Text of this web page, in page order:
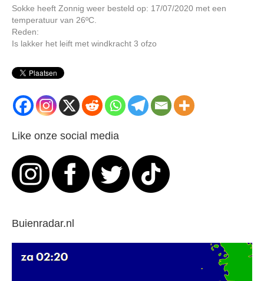
Sokke heeft Zonnig weer besteld op: 17/07/2020 met een
temperatuur van 26ºC.
Reden:
Is lakker het leift met windkracht 3 ofzo
Like onze social media
Buienradar.nl